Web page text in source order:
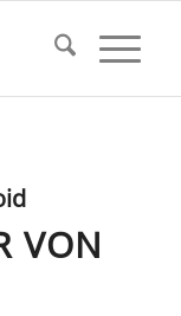
VON